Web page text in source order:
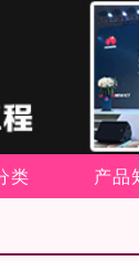
类 产品